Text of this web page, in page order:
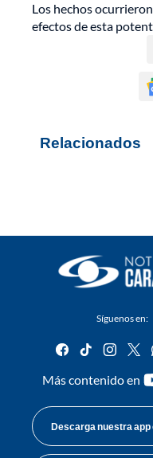
Los hechos
efectos de esta
Relacionados
Síguenos en:
facebook
tiktok
Más contenido en
Descarga nuestra app